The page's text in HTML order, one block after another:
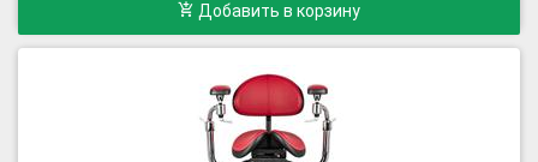
Добавить в корзину